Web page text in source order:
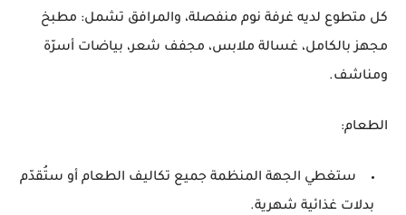
كل متطوع لديه غرفة نوم منفصلة، والمرافق تشمل: مطبخ
مجهز بالكامل، غسالة ملابس، مجفف شعر، بياضات أسرّة
ومناشف.
الطعام:
ستغطي الجهة المنظمة جميع تكاليف الطعام أو ستُقدّم
بدلات غذائية شهرية.